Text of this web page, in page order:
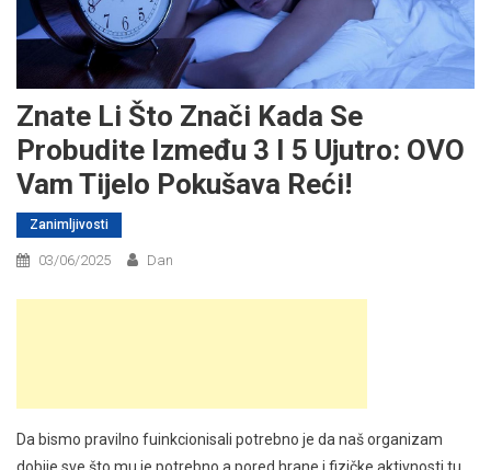
Znate Li Što Znači Kada Se
Probudite Između 3 I 5 Ujutro: OVO
Vam Tijelo Pokušava Reći!
Zanimljivosti
03/06/2025 Dan
Da bismo pravilno fuinkcionisali potrebno je da naš organizam